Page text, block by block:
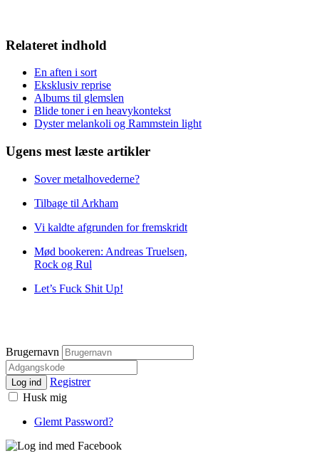
Relateret indhold
En aften i sort
Eksklusiv reprise
Albums til glemslen
Blide toner i en heavykontekst
Dyster melankoli og Rammstein light
Ugens mest læste artikler
Sover metalhovederne?
Tilbage til Arkham
Vi kaldte afgrunden for fremskridt
Mød bookeren: Andreas Truelsen,
Rock og Rul
Let’s Fuck Shit Up!
Brugernavn
Log ind
Registrer
Husk mig
Glemt Password?